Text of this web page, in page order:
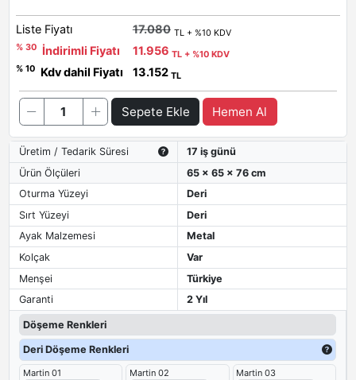
Liste Fiyatı 17.080 TL + %10 KDV
% 30
İndirimli Fiyatı 11.956 TL + %10 KDV
% 10
Kdv dahil Fiyatı 13.152 TL
Sepete Ekle Hemen Al
Üretim / Tedarik Süresi
17 iş günü
Ürün Ölçüleri
65 x 65 x 76 cm
Oturma Yüzeyi
Deri
Sırt Yüzeyi
Deri
Ayak Malzemesi
Metal
Kolçak
Var
Menşei
Türkiye
Garanti
2 Yıl
Döşeme Renkleri
Deri Döşeme Renkleri
Martin 01 Martin 02 Martin 03